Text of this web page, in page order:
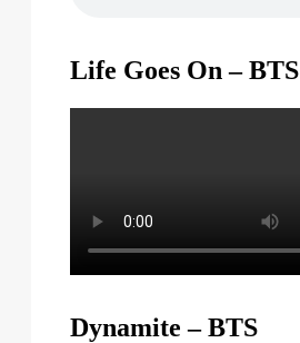
Life Goes On – BTS
Dynamite – BTS